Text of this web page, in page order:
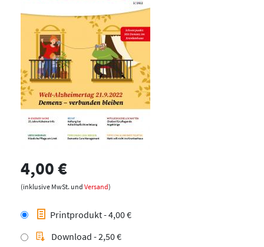
4,00 €
(inklusive MwSt. und Versand)
Printprodukt - 4,00 €
Download - 2,50 €